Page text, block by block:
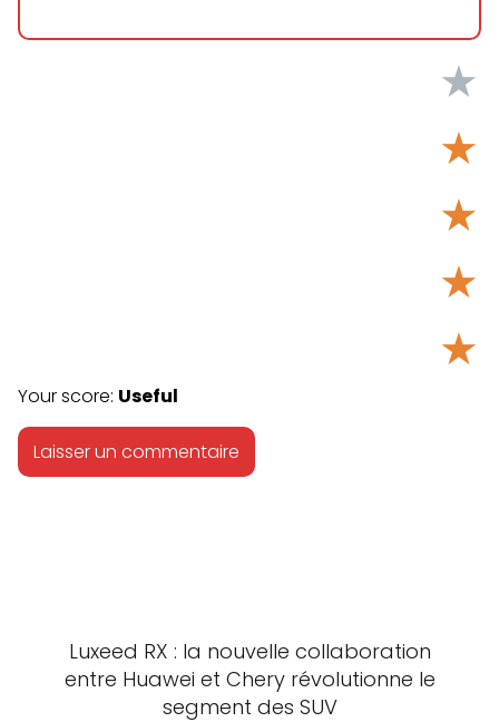
★
★
★
★
★
Your score: Useful
Luxeed RX : la nouvelle collaboration
entre Huawei et Chery révolutionne le
segment des SUV